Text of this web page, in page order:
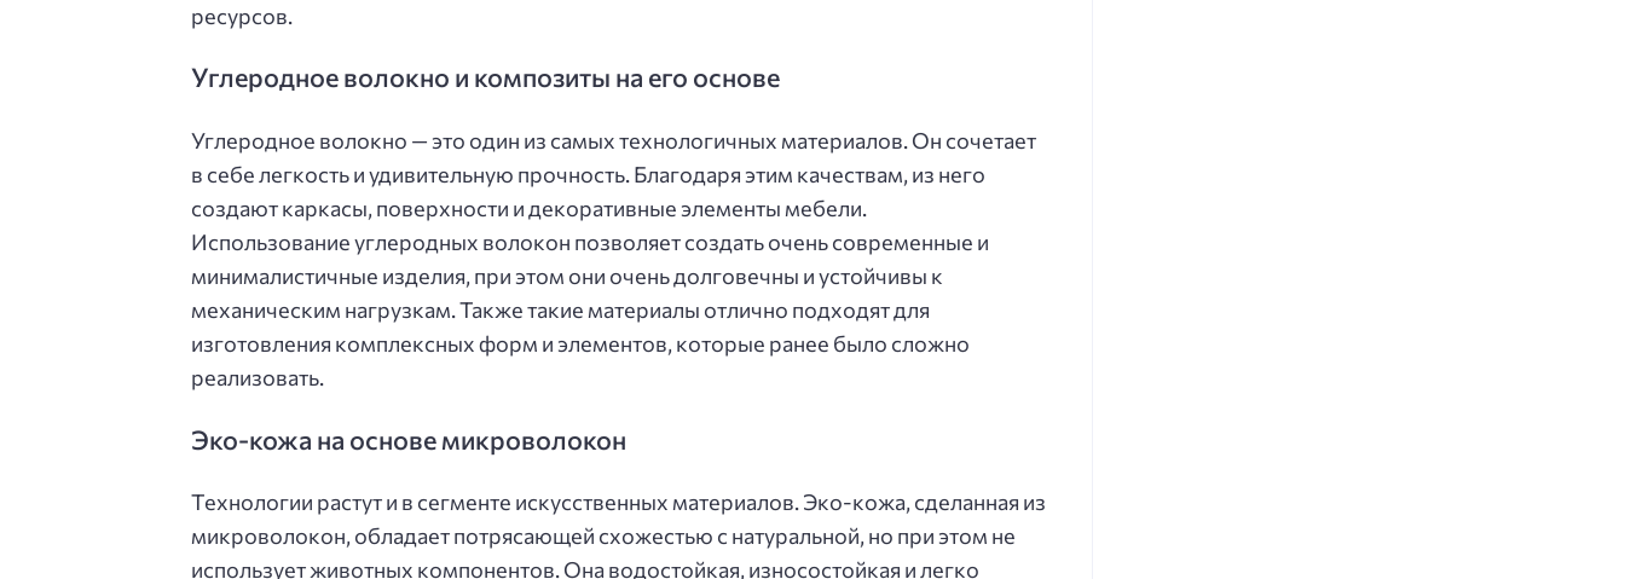
ресурсов.
Углеродное волокно и композиты на его основе
Углеродное волокно — это один из самых технологичных материалов. Он сочетает
в себе легкость и удивительную прочность. Благодаря этим качествам, из него
создают каркасы, поверхности и декоративные элементы мебели.
Использование углеродных волокон позволяет создать очень современные и
минималистичные изделия, при этом они очень долговечны и устойчивы к
механическим нагрузкам. Также такие материалы отлично подходят для
изготовления комплексных форм и элементов, которые ранее было сложно
реализовать.
Эко-кожа на основе микроволокон
Технологии растут и в сегменте искусственных материалов. Эко-кожа, сделанная из
микроволокон, обладает потрясающей схожестью с натуральной, но при этом не
использует животных компонентов. Она водостойкая, износостойкая и легко